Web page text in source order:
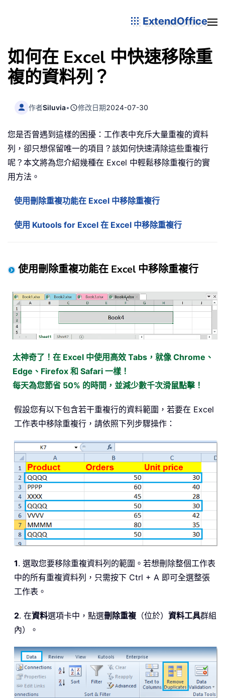
ExtendOffice
如何在 Excel 中快速移除重
複的資料列？
作者Siluvia• 修改日期2024-07-30
您是否曾遇到這樣的困擾：工作表中充斥大量重複的資料
列，卻只想保留唯一的項目？該如何快速清除這些重複行
呢？本文將為您介紹幾種在 Excel 中輕鬆移除重複行的實
用方法。
使用刪除重複功能在 Excel 中移除重複行
使用 Kutools for Excel 在 Excel 中移除重複行
使用刪除重複功能在 Excel 中移除重複行
太神奇了！在 Excel 中使用高效 Tabs，就像 Chrome、
Edge、Firefox 和 Safari 一樣！
每天為您節省 50% 的時間，並減少數千次滑鼠點擊！
假設您有以下包含若干重複行的資料範圍，若要在 Excel
工作表中移除重複行，請依照下列步驟操作：
1. 選取您要移除重複資料列的範圍。若想刪除整個工作表
中的所有重複資料列，只需按下 Ctrl + A 即可全選整張
工作表。
2. 在資料選項卡中，點選刪除重複 （位於） 資料工具群組
內）。